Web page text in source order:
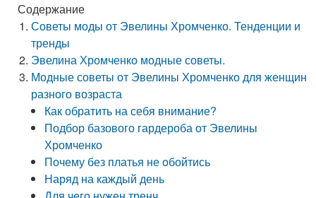
Содержание
Советы моды от Эвелины Хромченко. Тенденции и
тренды
Эвелина Хромченко модные советы.
Модные советы от Эвелины Хромченко для женщин
разного возраста
Как обратить на себя внимание?
Подбор базового гардероба от Эвелины
Хромченко
Почему без платья не обойтись
Наряд на каждый день